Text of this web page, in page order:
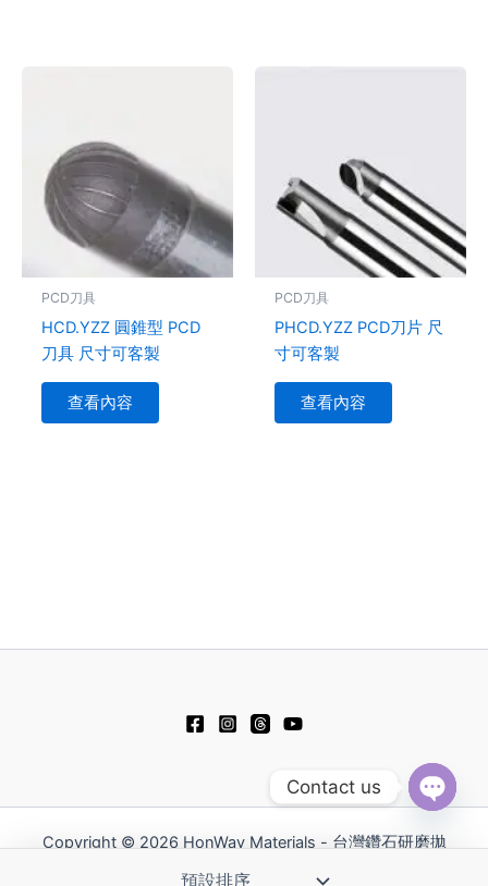
PCD刀具
HCD.YZZ 圓錐型 PCD
刀具 尺寸可客製
查看內容
PCD刀具
PHCD.YZZ PCD刀片 尺
寸可客製
查看內容
Copyright © 2026 HonWay Materials - 台灣鑽石研磨拋
光工具領導品牌 | Powered by HonWay Materials
Contact us
Open
chaty